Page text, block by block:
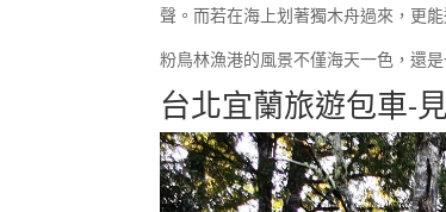
聲。而若在海上划著獨木舟過來，更
粉鳥林漁港的風景不僅海天一色，還
台北宜蘭旅遊包車-